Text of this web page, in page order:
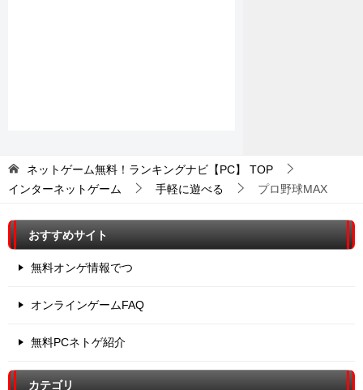
ネットゲーム無料！ランキングナビ【PC】
TOP
インターネットゲーム
手軽に遊べる プロ野球MAX
おすすめサイト
無料オンゲ情報でつ
オンラインゲームFAQ
無料PCネトゲ紹介
カテゴリ